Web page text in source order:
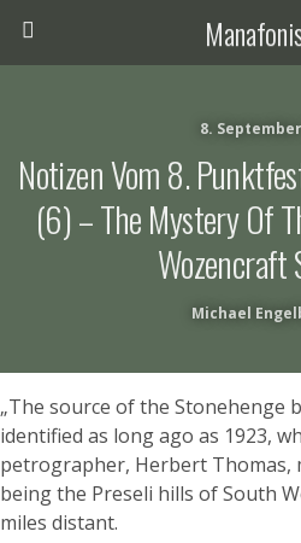
8.
Notizen Vom 8.
(6) – The Mystery Of
Wozencraft
Michael
„The source of the Stonehenge
identified as long ago as 1923,
petrographer, Herbert Thomas,
being the Preseli hills of South
miles distant.